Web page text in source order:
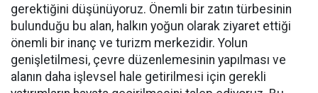
gerektiğini düşünüyoruz. Önemli bir zatın türbesinin
bulunduğu bu alan, halkın yoğun olarak ziyaret ettiği
önemli bir inanç ve turizm merkezidir. Yolun
genişletilmesi, çevre düzenlemesinin yapılması ve
alanın daha işlevsel hale getirilmesi için gerekli